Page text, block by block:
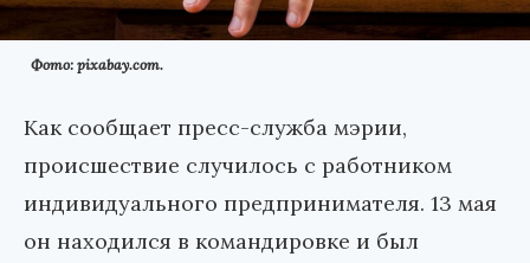
Фото: pixabay.com.
Как сообщает пресс-служба мэрии,
происшествие случилось с работником
индивидуального предпринимателя. 13 мая
он находился в командировке и был